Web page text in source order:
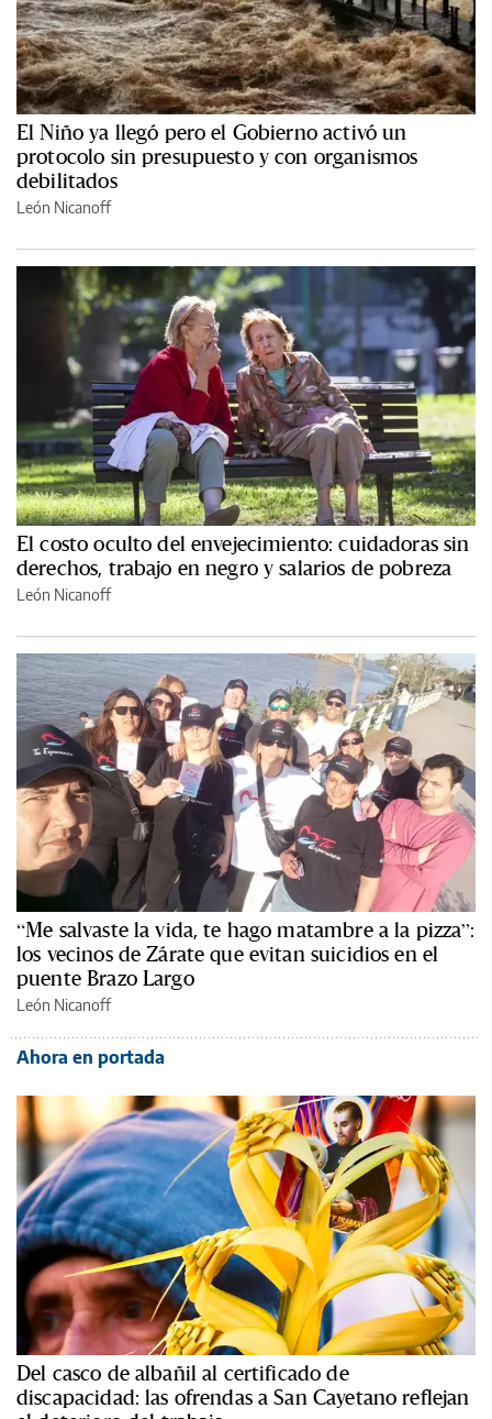
El Niño ya llegó pero el Gobierno activó un
protocolo sin presupuesto y con organismos
debilitados
León Nicanoff
El costo oculto del envejecimiento: cuidadoras sin
derechos, trabajo en negro y salarios de pobreza
León Nicanoff
“Me salvaste la vida, te hago matambre a la pizza”:
los vecinos de Zárate que evitan suicidios en el
puente Brazo Largo
León Nicanoff
Ahora en portada
Del casco de albañil al certificado de
discapacidad: las ofrendas a San Cayetano reflejan